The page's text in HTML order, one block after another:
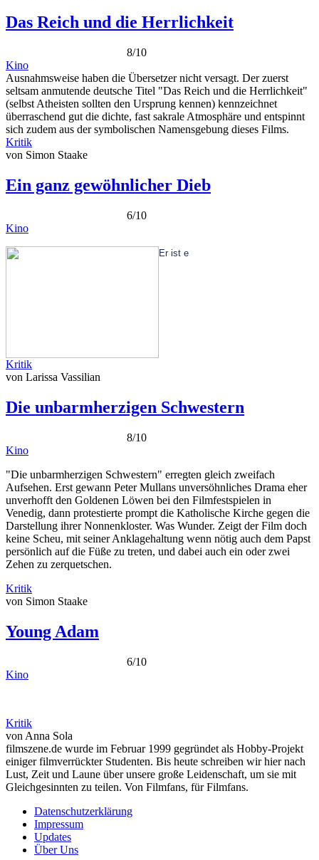
Das Reich und die Herrlichkeit
8/10
Kino
Ausnahmsweise haben die Übersetzer nicht versagt. Der zuerst
seltsam anmutende deutsche Titel "Das Reich und die Herrlichkeit"
(selbst Atheisten sollten den Ursprung kennen) kennzeichnet
überraschend gut die dichte, fast sakrale Atmosphäre und entspinnt
sich zudem aus der symbolischen Namensgebung dieses Films.
Kritik
von Simon Staake
Ein ganz gewöhnlicher Dieb
6/10
Kino
Er ist e
Kritik
von Larissa Vassilian
Die unbarmherzigen Schwestern
8/10
Kino
"Die unbarmherzigen Schwestern" erregten gleich zweifach
Aufsehen. Erst gewann Peter Mullans unversöhnliches Drama eher
unverhofft den Goldenen Löwen bei den Filmfestspielen in
Venedig, dann protestierte prompt die Katholische Kirche gegen die
Darstellung ihrer Nonnenkloster. Was Wunder. Zeigt der Film doch
keine Scheu, mit seiner Anklagehaltung wenn nötig auch dem Papst
persönlich auf die Füße zu treten, und dabei auch ein oder zwei
Zehen zu zerquetschen.
Kritik
von Simon Staake
Young Adam
6/10
Kino
Kritik
von Anna Sola
filmszene.de wurde im Februar 1999 gegründet als Hobby-Projekt
einiger filmverrückter Studenten. Bis heute schreiben wir hier nach
Lust, Zeit und Laune über unsere große Leidenschaft, um sie mit
Gleichgesinnten zu teilen. Von Filmfans, für Filmfans.
Footer
menu
Datenschutzerklärung
Impressum
Updates
Über Uns